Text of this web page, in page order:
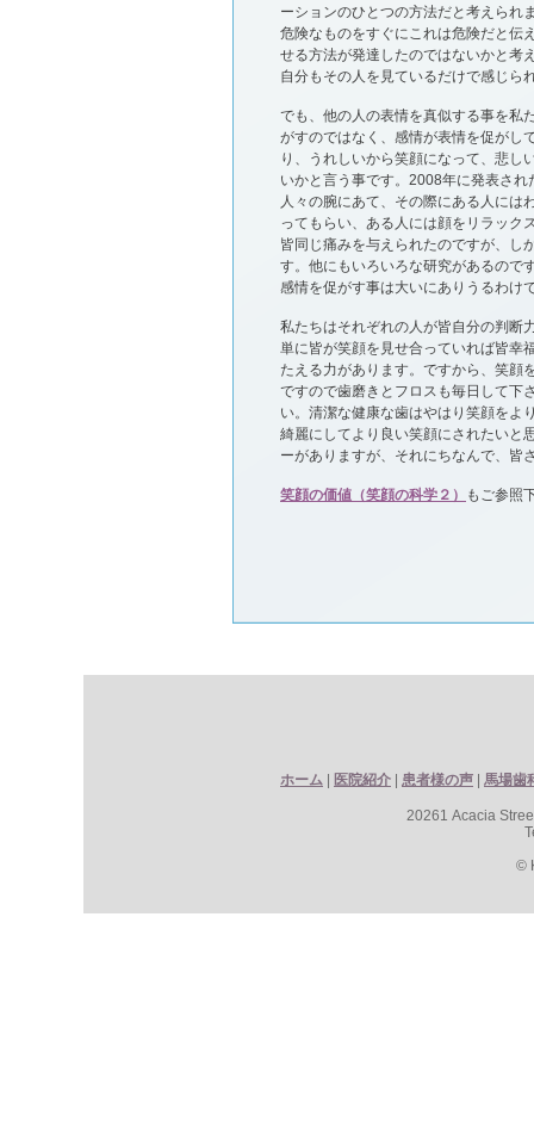
ーションのひとつの方法だと考えられ
危険なものをすぐにこれは危険だと伝
せる方法が発達したのではないかと考
自分もその人を見ているだけで感じら
でも、他の人の表情を真似する事を私
がすのではなく、感情が表情を促がし
り、うれしいから笑顔になって、悲し
いかと言う事です。2008年に発表さ
人々の腕にあて、その際にある人には
ってもらい、ある人には顔をリラック
皆同じ痛みを与えられたのですが、し
す。他にもいろいろな研究があるので
感情を促がす事は大いにありうるわけ
私たちはそれぞれの人が皆自分の判断
単に皆が笑顔を見せ合っていれば皆幸
たえる力があります。ですから、笑顔
ですので歯磨きとフロスも毎日して下
い。清潔な健康な歯はやはり笑顔をよ
綺麗にしてより良い笑顔にされたいと
ーがありますが、それにちなんで、皆
笑顔の価値（笑顔の科学２） もご参照
ホーム 医院紹介 患者様の声 馬場歯
20261 Acacia
©